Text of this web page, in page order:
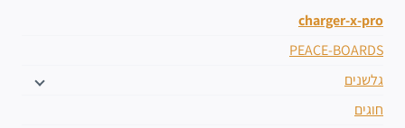
charger-x-pro
PEACE-BOARDS
גלשנים
חוגים